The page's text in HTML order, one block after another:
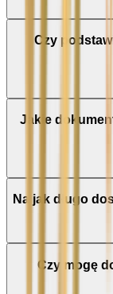
Czy
Jakie
Na jak długo
Czy mogę